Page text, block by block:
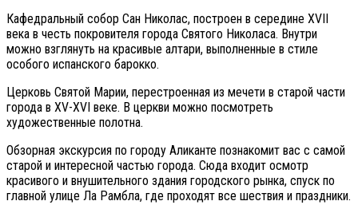
Кафедральный собор Сан Николас, построен в середине XVII
века в честь покровителя города Святого Николаса. Внутри
можно взглянуть на красивые алтари, выполненные в стиле
особого испанского барокко.
Церковь Святой Марии, перестроенная из мечети в старой части
города в XV-XVI веке. В церкви можно посмотреть
художественные полотна.
Обзорная экскурсия по городу Аликанте познакомит вас с самой
старой и интересной частью города. Сюда входит осмотр
красивого и внушительного здания городского рынка, спуск по
главной улице Ла Рамбла, где проходят все шествия и праздники.